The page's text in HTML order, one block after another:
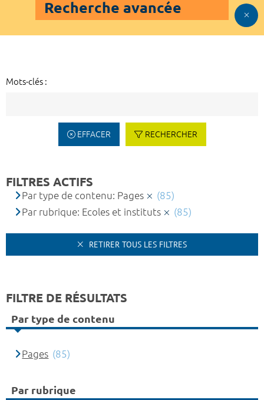
Recherche avancée
Mots-clés :
EFFACER RECHERCHER
FILTRES ACTIFS
Par type de contenu: Pages
(85)
Par rubrique: Ecoles et instituts
(85)
RETIRER TOUS LES FILTRES
FILTRE DE RÉSULTATS
Par type de contenu
Pages (85)
Par rubrique